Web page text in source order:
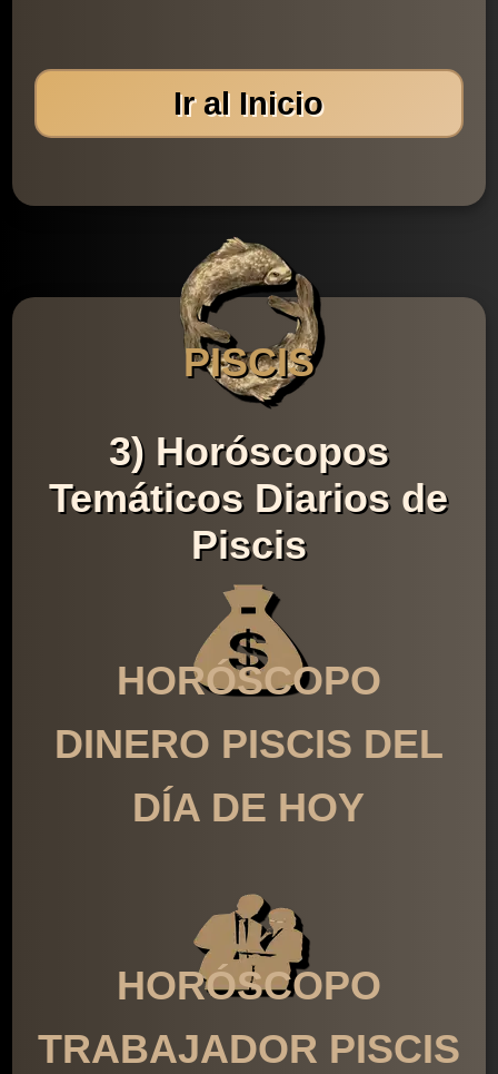
Ir al Inicio
PISCIS
3) Horóscopos
Temáticos Diarios de
Piscis
HORÓSCOPO
DINERO PISCIS DEL
DÍA DE HOY
HORÓSCOPO
TRABAJADOR PISCIS